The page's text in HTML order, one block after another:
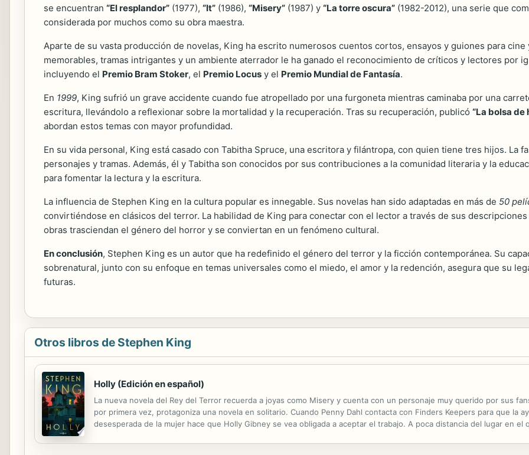
se encuentran “El resplandor” (1977), “It” (1986), “Misery” (1987) y “La torre oscura” (1982-2012), una serie que
considerada por muchos como su obra maestra.
Aparte de su vasta producción de novelas, King ha escrito numerosos cuentos cortos, ensayos y guiones para
memorables, tramas intrigantes y un ambiente aterrador le ha ganado el reconocimiento de críticos y lectores por
incluyendo el Premio Bram Stoker, el Premio Locus y el Premio Mundial de Fantasía.
En 1999, King sufrió un grave accidente cuando fue atropellado por una furgoneta mientras caminaba por una
escritura, llevándolo a reflexionar sobre la mortalidad y la recuperación. Tras su recuperación, publicó “La bolsa de
abordan estos temas con mayor profundidad.
En su vida personal, King está casado con Tabitha Spruce, una escritora y filántropa, con quien tiene tres hijos. La
personajes y tramas. Además, él y Tabitha son conocidos por sus contribuciones a la comunidad literaria y la
para fomentar la lectura y la escritura.
La influencia de Stephen King en la cultura popular es innegable. Sus novelas han sido adaptadas en más de 50
convirtiéndose en clásicos del terror. La habilidad de King para conectar con el lector a través de sus
obras trasciendan el género del horror y se conviertan en un fenómeno cultural.
En conclusión, Stephen King es un autor que ha redefinido el género del terror y la ficción contemporánea. Su
sobrenatural, junto con su enfoque en temas universales como el miedo, el amor y la redención, asegura que su
futuras.
Otros libros de Stephen King
Holly (Edición en español)
La nueva novela del Rey del Terror recuerda a joyas como Misery y cuenta con un personaje muy querido por sus
por primera vez, protagoniza una novela en solitario. Cuando Penny Dahl contacta con Finders Keepers para que la
desesperada de la mujer hace que Holly Gibney se vea obligada a aceptar el trabajo. A poca distancia del lugar en el